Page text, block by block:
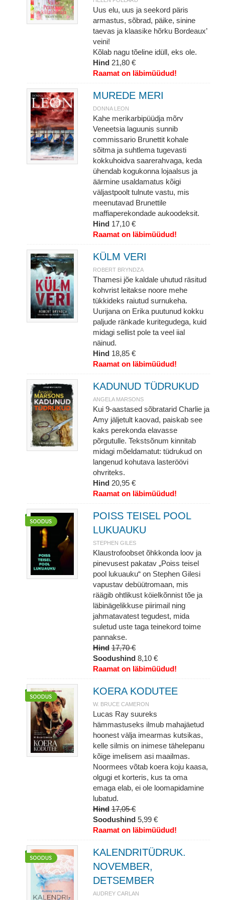
Uus elu, uus ja seekord päris
armastus, sõbrad, päike, sinine
taevas ja klaasike hõrku Bordeaux’
veini!
Kõlab nagu tõeline idüll, eks ole.
Hind 21,80 €
Raamat on läbimüüdud!
MUREDE MERI
DONNA LEON
Kahe merikarbipüüdja mõrv
Veneetsia laguunis sunnib
commissario Brunettit kohale
sõitma ja suhtlema tugevasti
kokkuhoidva saarerahvaga, keda
ühendab kogukonna lojaalsus ja
äärmine usaldamatus kõigi
väljastpoolt tulnute vastu, mis
meenutavad Brunettile
maffiaperekondade aukoodeksit.
Hind 17,10 €
Raamat on läbimüüdud!
KÜLM VERI
ROBERT BRYNDZA
Thamesi jõe kaldale uhutud räsitud
kohvrist leitakse noore mehe
tükkideks raiutud surnukeha.
Uurijana on Erika puutunud kokku
paljude ränkade kuritegudega, kuid
midagi sellist pole ta veel iial
näinud.
Hind 18,85 €
Raamat on läbimüüdud!
KADUNUD TÜDRUKUD
ANGELA MARSONS
Kui 9-aastased sõbratarid Charlie ja
Amy jäljetult kaovad, paiskab see
kaks perekonda elavasse
põrgutulle. Tekstsõnum kinnitab
midagi mõeldamatut: tüdrukud on
langenud kohutava lasteröövi
ohvriteks.
Hind 20,95 €
Raamat on läbimüüdud!
POISS TEISEL POOL
LUKUAUKU
STEPHEN GILES
Klaustrofoobset õhkkonda loov ja
pinevusest pakatav „Poiss teisel
pool lukuauku“ on Stephen Gilesi
vapustav debüütromaan, mis
räägib ohtlikust köielkõnnist tõe ja
läbinägelikkuse piirimail ning
jahmatavatest tegudest, mida
suletud uste taga teinekord toime
pannakse.
Hind 17,70 €
Soodushind 8,10 €
Raamat on läbimüüdud!
KOERA KODUTEE
W. BRUCE CAMERON
Lucas Ray suureks
hämmastuseks ilmub mahajäetud
hoonest välja imearmas kutsikas,
kelle silmis on inimese tähelepanu
kõige imelisem asi maailmas.
Noormees võtab koera koju kaasa,
olgugi et korteris, kus ta oma
emaga elab, ei ole loomapidamine
lubatud.
Hind 17,05 €
Soodushind 5,99 €
Raamat on läbimüüdud!
KALENDRITÜDRUK.
NOVEMBER,
DETSEMBER
AUDREY CARLAN